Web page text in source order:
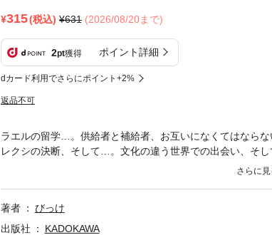
315(税込) 631 (2026/08/20まで)
2pt獲得 ポイント詳細
dカード利用でさらにポイント+2%
返品不可
ラエルの留学…。供給者と補給者、お互いになくてはなら
レクシの決断、そして…。文化の違う世界での出会い、そ
一挙169ページ描き下ろしで上巻と二冊同時刊行!! ※作品
著者
びっけ
出版社
KADOKAWA